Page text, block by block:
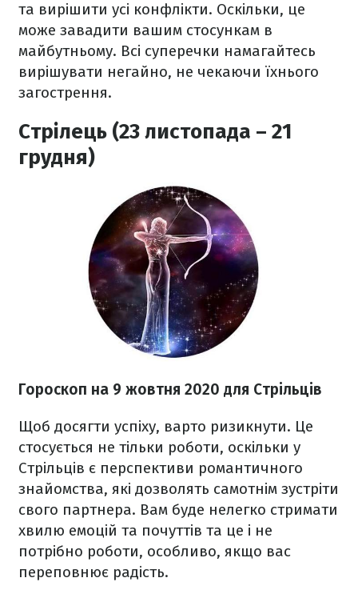
та вирішити усі конфлікти. Оскільки, це
може завадити вашим стосункам в
майбутньому. Всі суперечки намагайтесь
вирішувати негайно, не чекаючи їхнього
загострення.
Стрілець (23 листопада – 21
грудня)
Гороскоп на 9 жовтня 2020 для Стрільців
Щоб досягти успіху, варто ризикнути. Це
стосується не тільки роботи, оскільки у
Стрільців є перспективи романтичного
знайомства, які дозволять самотнім зустріти
свого партнера. Вам буде нелегко стримати
хвилю емоцій та почуттів та це і не
потрібно роботи, особливо, якщо вас
переповнює радість.